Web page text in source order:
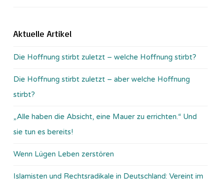
Aktuelle Artikel
Die Hoffnung stirbt zuletzt – welche Hoffnung stirbt?
Die Hoffnung stirbt zuletzt – aber welche Hoffnung
stirbt?
„Alle haben die Absicht, eine Mauer zu errichten.“ Und
sie tun es bereits!
Wenn Lügen Leben zerstören
Islamisten und Rechtsradikale in Deutschland: Vereint im